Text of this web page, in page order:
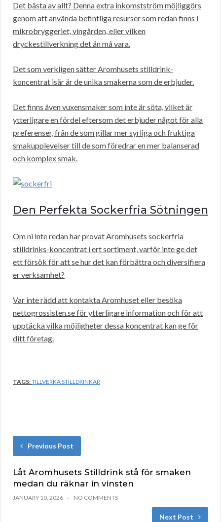
Det bästa av allt? Denna extra inkomstström möjliggörs
genom att använda befintliga resurser som redan finns i
mikrobryggeriet, vingården, eller vilken
dryckestillverkning det än må vara.
Det som verkligen sätter Aromhusets stilldrink-
koncentrat isär är de unika smakerna som de erbjuder.
Det finns även vuxensmaker som inte är söta, vilket är
ytterligare en fördel eftersom det erbjuder något för alla
preferenser, från de som gillar mer syrliga och fruktiga
smakupplevelser till de som föredrar en mer balanserad
och komplex smak.
Den Perfekta Sockerfria Sötningen
Om ni inte redan har provat Aromhusets sockerfria
stilldrinks-koncentrat i ert sortiment, varför inte ge det
ett försök för att se hur det kan förbättra och diversifiera
er verksamhet?
Var inte rädd att kontakta Aromhuset eller besöka
nettogrossisten.se för ytterligare information och för att
upptäcka vilka möjligheter dessa koncentrat kan ge för
ditt företag.
TAGS:TILLVERKA STILLDRINKAR
Previous Post
Låt Aromhusets Stilldrink stå för smaken
medan du räknar in vinsten
JANUARY 10, 2026 NO COMMENTS
Next Post